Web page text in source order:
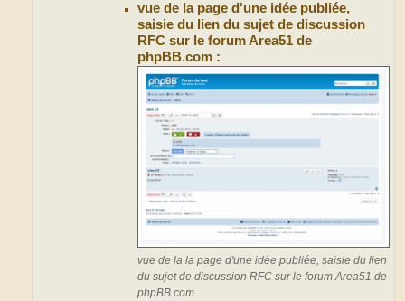
vue de la page d'une idée publiée,
saisie du lien du sujet de discussion
RFC sur le forum Area51 de
phpBB.com :
vue de la la page d'une idée publiée, saisie du lien
du sujet de discussion RFC sur le forum Area51 de
phpBB.com